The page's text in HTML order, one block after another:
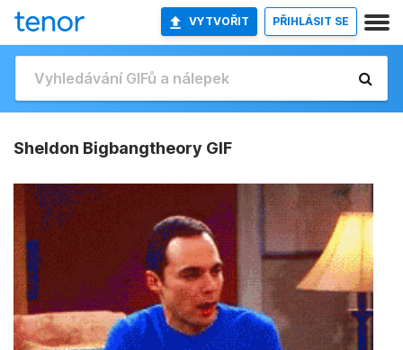
VYTVOŘIT PŘIHLÁSIT SE
Sheldon Bigbangtheory GIF